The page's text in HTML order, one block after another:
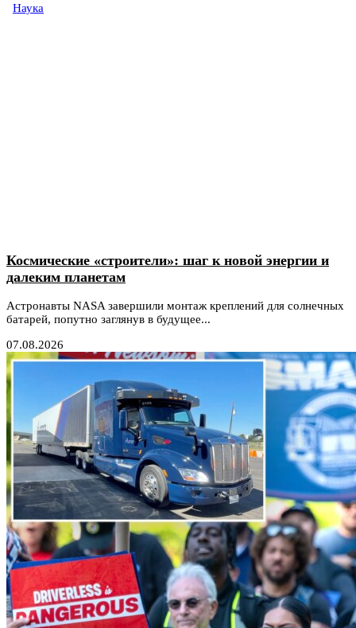
Наука
Космические «строители»: шаг к новой энергии и
далеким планетам
Астронавты NASA завершили монтаж креплений для солнечных
батарей, попутно заглянув в будущее...
07.08.2026